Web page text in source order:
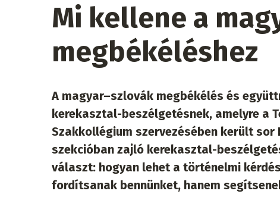
Mi kellene a
megbékéléshez
A magyar–szlovák megbékélés és
kerekasztal-beszélgetésnek, amelyre a
Szakkollégium szervezésében került sor
szekcióban zajló kerekasztal-
választ: hogyan lehet a történelmi
fordítsanak bennünket, hanem